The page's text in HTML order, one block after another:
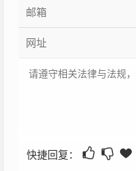
快捷回复：